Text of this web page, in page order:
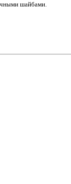
шайбами.